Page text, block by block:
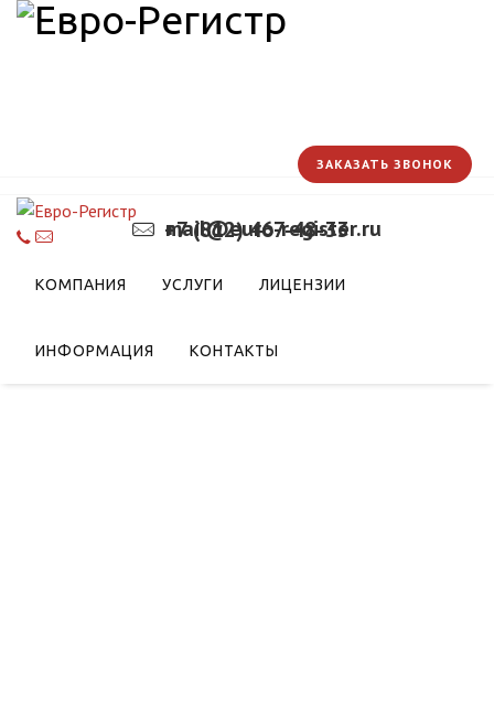
+7 (812) 467-48-33
mail@euro-register.ru
ЗАКАЗАТЬ ЗВОНОК
КОМПАНИЯ УСЛУГИ ЛИЦЕНЗИИ
ИНФОРМАЦИЯ КОНТАКТЫ
принципов